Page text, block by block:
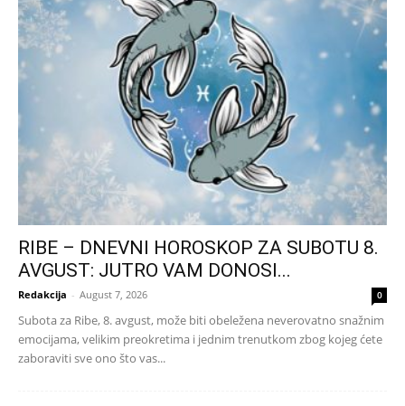
RIBE – DNEVNI HOROSKOP ZA SUBOTU 8.
AVGUST: JUTRO VAM DONOSI...
Redakcija - August 7, 2026 0
Subota za Ribe, 8. avgust, može biti obeležena neverovatno snažnim
emocijama, velikim preokretima i jednim trenutkom zbog kojeg ćete
zaboraviti sve ono što vas...